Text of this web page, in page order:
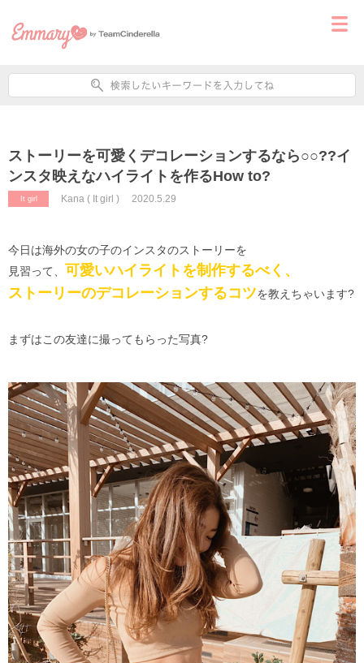
ストーリーを可愛くデコレーションするなら○○??イ
ンスタ映えなハイライトを作るHow to?
It girl Kana ( It girl ) 2020.5.29
今日は海外の女の子のインスタのストーリーを
見習って、 可愛いハイライトを制作するべく、
ストーリーのデコレーションするコツを教えちゃいます?
まずはこの友達に撮ってもらった写真?